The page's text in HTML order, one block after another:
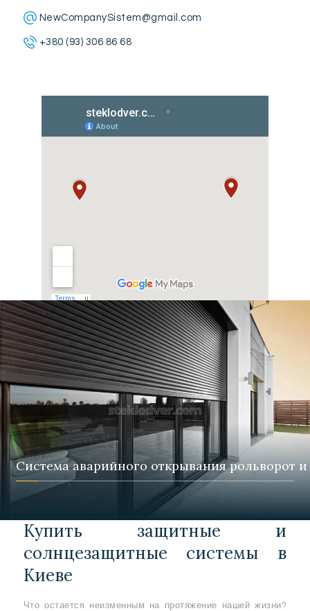
NewCompanySistem@gmail.com
+380 (93) 306 86 68
Система аварийного открывания рольворот
Купить защитные и
солнцезащитные системы в
Киеве
Что остается неизменным на протяжение нашей жизни?